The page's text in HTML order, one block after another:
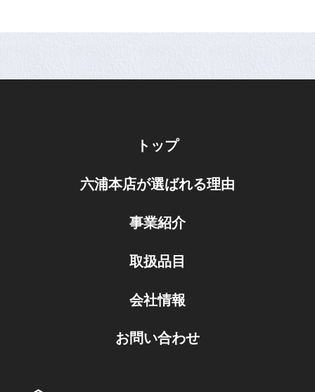
トップ
六浦本店が選ばれる理由
事業紹介
取扱品目
会社情報
お問い合わせ